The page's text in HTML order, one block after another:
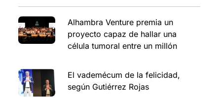
Alhambra Venture premia un
proyecto capaz de hallar una
célula tumoral entre un millón
El vademécum de la felicidad,
según Gutiérrez Rojas